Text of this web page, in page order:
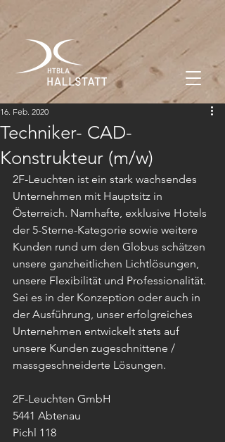
Techniker- CAD-
Konstrukteur (m/w)
16. Feb. 2020
2F-Leuchten ist ein stark wachsendes
Unternehmen mit Hauptsitz in
Österreich. Namhafte, exklusive Hotels
der 5-Sterne-Kategorie sowie weitere
Kunden rund um den Globus schätzen
unsere ganzheitlichen Lichtlösungen,
unsere Flexibilität und Professionalität.
Sei es in der Konzeption oder auch in
der Ausführung, unser erfolgreiches
Unternehmen entwickelt stets auf
unsere Kunden zugeschnittene /
massgeschneiderte Lösungen.
2F-Leuchten GmbH
5441 Abtenau
Pichl 118